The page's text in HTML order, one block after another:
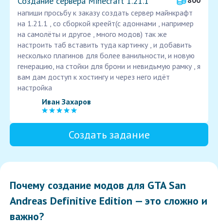
напиши просьбу к заказу создать сервер майнкрафт
на 1.21.1 , со сборкой креейт(с адоннами , например
на самолёты и другое , много модов) так же
настроить таб вставить туда картинку , и добавить
несколько плагинов для более ванильности, и новую
генерацию, на стойки для брони и невидьмую рамку , я
вам дам доступ к хостингу и через него идёт
настройка
Иван Захаров
Создать задание
Почему создание модов для GTA San
Andreas Definitive Edition — это сложно и
важно?